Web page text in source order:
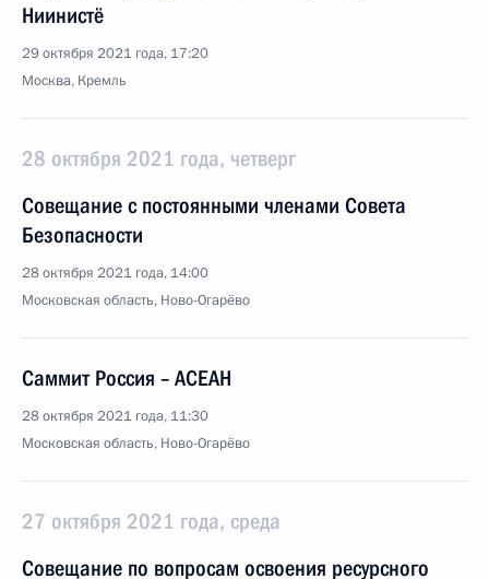
Ниинистё
29 октября 2021 года, 17:20
Москва, Кремль
28 октября 2021 года, четверг
Совещание с постоянными членами Совета
Безопасности
28 октября 2021 года, 14:00
Московская область, Ново-Огарёво
Саммит Россия – АСЕАН
28 октября 2021 года, 11:30
Московская область, Ново-Огарёво
27 октября 2021 года, среда
Совещание по вопросам освоения ресурсного